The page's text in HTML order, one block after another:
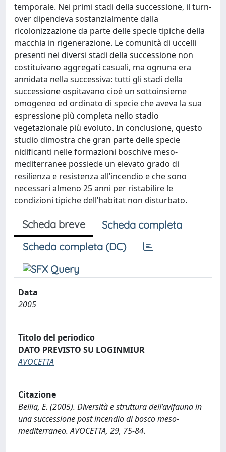
temporale. Nei primi stadi della successione, il turn-
over dipendeva sostanzialmente dalla
ricolonizzazione da parte delle specie tipiche della
macchia in rigenerazione. Le comunità di uccelli
presenti nei diversi stadi della successione non
costituivano aggregati casuali, ma ognuna era
annidata nella successiva: tutti gli stadi della
successione ospitavano cioè un sottoinsieme
omogeneo ed ordinato di specie che aveva la sua
espressione più completa nello stadio
vegetazionale più evoluto. In conclusione, questo
studio dimostra che gran parte delle specie
nidificanti nelle formazioni boschive meso-
mediterranee possiede un elevato grado di
resilienza e resistenza all’incendio e che sono
necessari almeno 25 anni per ristabilire le
condizioni tipiche dell’habitat non disturbato.
Scheda breve
Scheda completa
Scheda completa (DC)
Data
2005
Titolo del periodico
DATO PREVISTO SU LOGINMIUR
AVOCETTA
Citazione
Bellia, E. (2005). Diversità e struttura dell’avifauna in
una successione post incendio di bosco meso-
mediterraneo. AVOCETTA, 29, 75-84.